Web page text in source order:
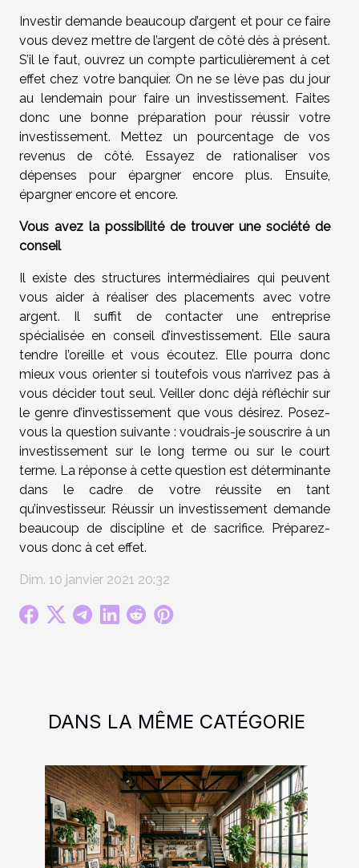
Investir demande beaucoup d’argent et pour ce faire
vous devez mettre de l’argent de côté dès à présent.
S’il le faut, ouvrez un compte particulièrement à cet
effet chez votre banquier. On ne se lève pas du jour
au lendemain pour faire un investissement. Faites
donc une bonne préparation pour réussir votre
investissement. Mettez un pourcentage de vos
revenus de côté. Essayez de rationaliser vos
dépenses pour épargner encore plus. Ensuite,
épargner encore et encore.
Vous avez la possibilité de trouver une société de
conseil
Il existe des structures intermédiaires qui peuvent
vous aider à réaliser des placements avec votre
argent. Il suffit de contacter une entreprise
spécialisée en conseil d’investissement. Elle saura
tendre l’oreille et vous écoutez. Elle pourra donc
mieux vous orienter si toutefois vous n’arrivez pas à
vous décider tout seul. Veiller donc déjà réfléchir sur
le genre d’investissement que vous désirez. Posez-
vous la question suivante : voudrais-je souscrire à un
investissement sur le long terme ou sur le court
terme. La réponse à cette question est déterminante
dans le cadre de votre réussite en tant
qu’investisseur. Réussir un investissement demande
beaucoup de discipline et de sacrifice. Préparez-
vous donc à cet effet.
Dim. 10 janvier 2021 20:32
DANS LA MÊME CATÉGORIE